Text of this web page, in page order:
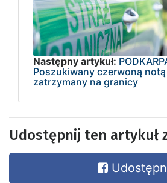
Następny artykuł:
Poszukiwany czerwoną
zatrzymany na granicy
Udostępnij ten artykuł